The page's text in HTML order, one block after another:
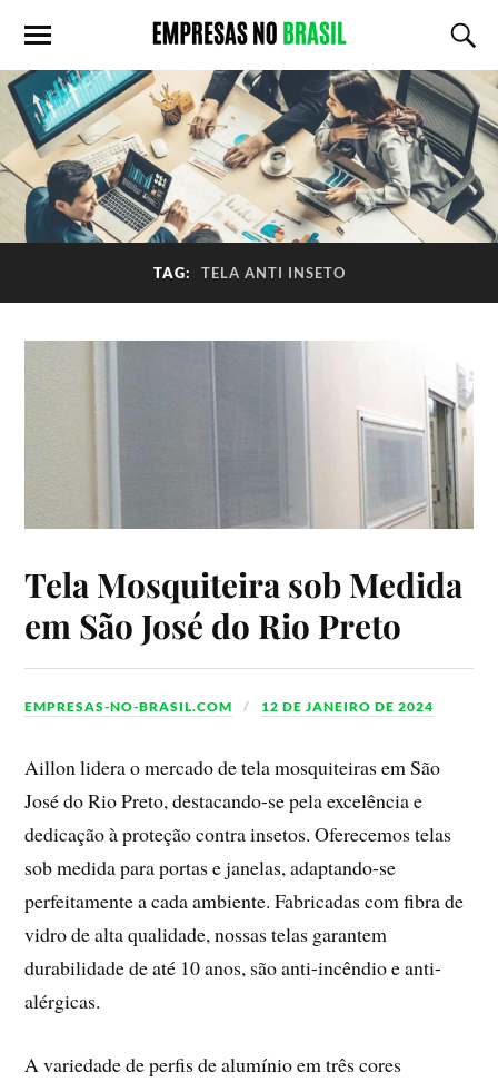
TAG: TELA ANTI INSETO
Tela Mosquiteira sob Medida
em São José do Rio Preto
EMPRESAS-NO-BRASIL.COM 12 DE JANEIRO DE 2024
Aillon lidera o mercado de tela mosquiteiras em São
José do Rio Preto, destacando-se pela excelência e
dedicação à proteção contra insetos. Oferecemos telas
sob medida para portas e janelas, adaptando-se
perfeitamente a cada ambiente. Fabricadas com fibra de
vidro de alta qualidade, nossas telas garantem
durabilidade de até 10 anos, são anti-incêndio e anti-
alérgicas.
A variedade de perfis de alumínio em três cores